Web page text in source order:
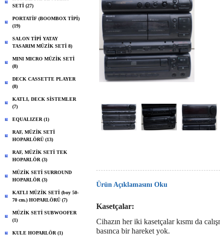
SETİ (27)
PORTATİF (BOOMBOX TİPİ)
(19)
SALON TİPİ YATAY
TASARIM MÜZİK SETİ 8)
MINI MICRO MÜZİK SETİ
(8)
DECK CASSETTE PLAYER
(8)
KATLI, DECK SİSTEMLER
(7)
EQUALIZER (1)
RAF, MÜZİK SETİ
HOPARLÖRÜ (13)
RAF, MÜZİK SETİ TEK
HOPARLÖR (3)
MÜZİK SETİ SURROUND
HOPARLÖR (3)
KATLI MÜZİK SETİ (boy 50-
70 cm.) HOPARLÖRÜ (7)
MÜZİK SETİ SUBWOOFER
(1)
KULE HOPARLÖR (1)
Ürün Açıklamasını Oku
Kasetçalar:
Cihazın her iki kasetçalar kısmı da
basınca bir hareket yok.